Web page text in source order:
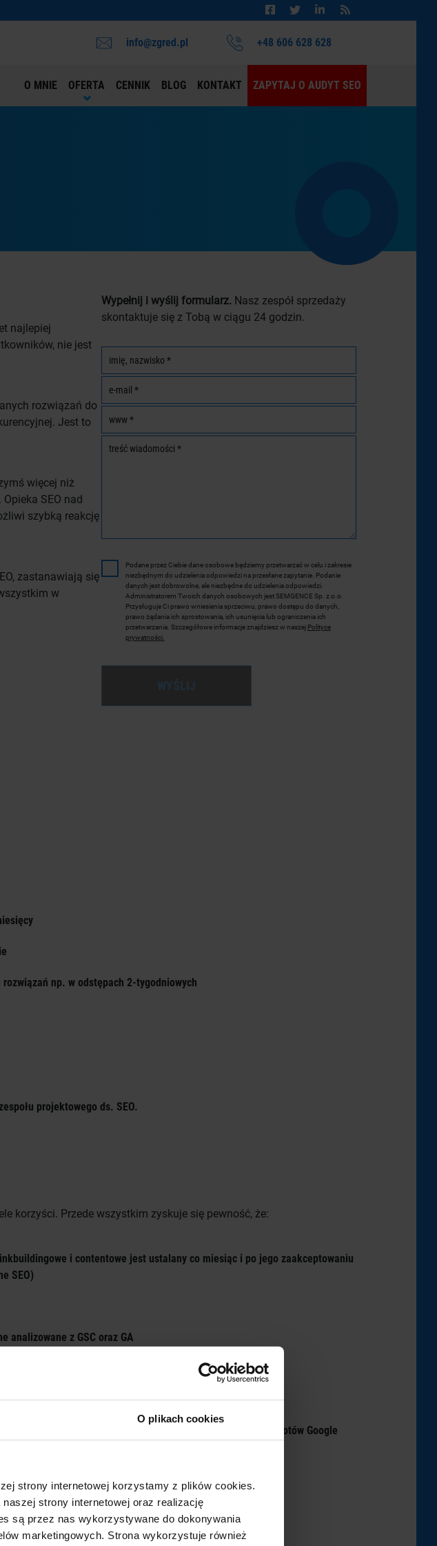
O plikach cookies
strony internetowej korzystamy z plików cookies.
naszej strony internetowej oraz realizację
są przez nas wykorzystywane do dokonywania
marketingowych. Strona wykorzystuje również
info@zgred.pl +48 606 628 628
O MNIE OFERTA CENNIK BLOG KONTAKT ZAPYTAJ O AUDYT SEO
najlepiej
nie jest
rozwiązań do
Jest to
więcej niż
SEO nad
szybką reakcję
zastanawiają się
w
Wypełnij i wyślij formularz.Nasz zespół sprzedaży
skontaktuje się z Tobą w ciągu 24 godzin.
Podane przez Ciebie dane osobowe będziemy przetwarzać w celu i zakresie
niezbędnym do udzielenia odpowiedzi na przesłane zapytanie. Podanie
danych jest dobrowolne, ale niezbędne do udzielenia odpowiedzi.
Administratorem Twoich danych osobowych jest SEMGENCE Sp. z o.o.
Przysługuje Ci prawo wniesienia sprzeciwu, prawo dostępu do danych,
prawo żądania ich sprostowania, ich usunięcia lub ograniczenia ich
przetwarzania. Szczegółowe informacje znajdziesz w naszej Polityce
prywatności.
np. w odstępach 2-tygodniowych
projektowego ds. SEO.
korzyści. Przede wszystkim zyskuje się pewność, że:
i contentowe jest ustalany co miesiąc i po jego zaakceptowaniu
SEO)
analizowane z GSC oraz GA
tak aby stał się on funkcjonalniejszy dla użytkowników i robotów Google
do nich spersonalizowane komunikaty